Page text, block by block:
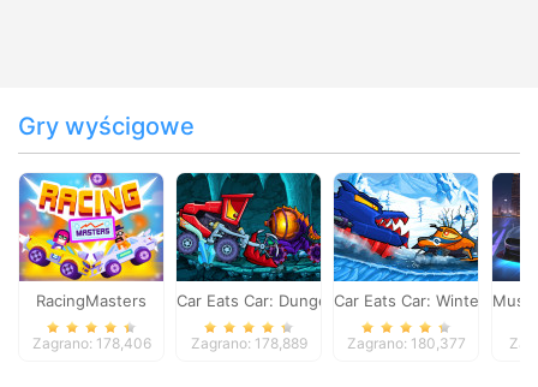
Gry wyścigowe
RacingMasters
Zagrano: 178,406
Car Eats Car: Dungeon Adventure
Zagrano: 178,889
Car Eats Car: Winter
Zagrano: 180,377